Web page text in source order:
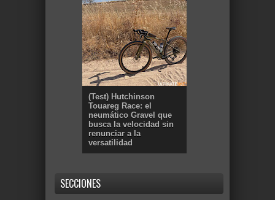
(Test) Hutchinson
Touareg Race: el
neumático Gravel que
busca la velocidad sin
renunciar a la
versatilidad
SECCIONES